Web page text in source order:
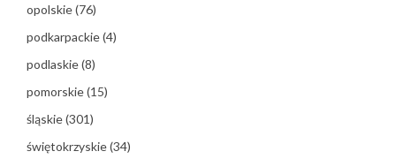
opolskie(76)
podkarpackie(4)
podlaskie(8)
pomorskie(15)
śląskie(301)
świętokrzyskie(34)